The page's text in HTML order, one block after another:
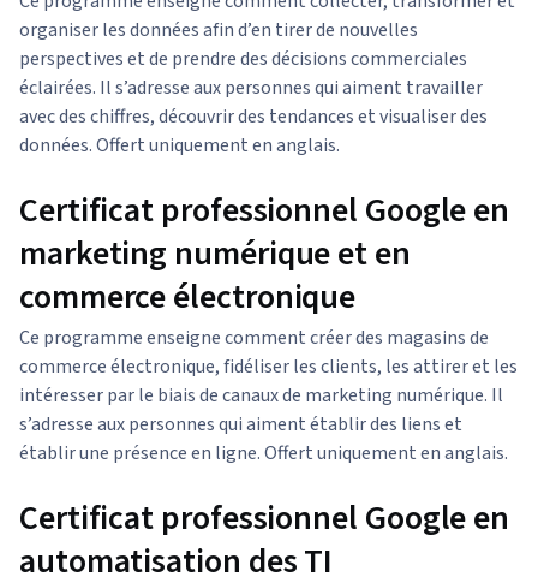
organiser les données afin d’en tirer de nouvelles
perspectives et de prendre des décisions commerciales
éclairées. Il s’adresse aux personnes qui aiment travailler
avec des chiffres, découvrir des tendances et visualiser des
données. Offert uniquement en anglais.
Certificat professionnel Google en
marketing numérique et en
commerce électronique
Ce programme enseigne comment créer des magasins de
commerce électronique, fidéliser les clients, les attirer et les
intéresser par le biais de canaux de marketing numérique. Il
s’adresse aux personnes qui aiment établir des liens et
établir une présence en ligne. Offert uniquement en anglais.
Certificat professionnel Google en
automatisation des TI